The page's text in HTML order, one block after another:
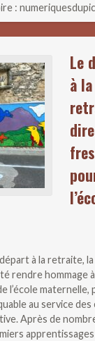
:
Le
à la
à la retraite,
rendre hommage
l’école maternelle,
au service
Après de